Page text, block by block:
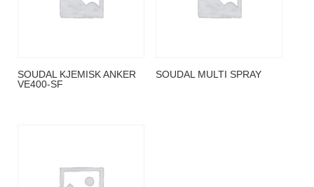
SOUDAL KJEMISK ANKER
VE400-SF
SOUDAL MULTI SPRAY